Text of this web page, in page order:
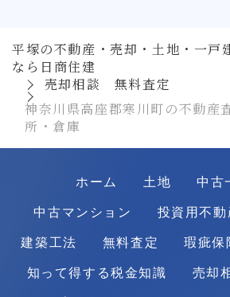
平塚の不動産・売却・土地・一戸
なら日商住建
売却相談 無料査定
神奈川県高座郡寒川町の不動産
所・倉庫
ホーム 土地
中古
中古マンション
投資用不動
建築工法
無料査定 瑕疵保
知って得する税金知識
売却